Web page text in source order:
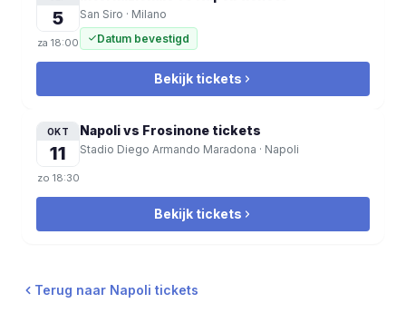
5
za 18:00
San Siro · Milano
Datum bevestigd
Bekijk tickets
OKT
11
zo 18:30
Napoli vs Frosinone tickets
Stadio Diego Armando Maradona · Napoli
Bekijk tickets
Terug naar Napoli tickets